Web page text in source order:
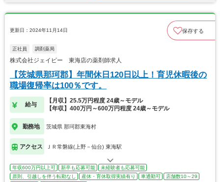
更新日：2024年11月14日 保存する
正社員 調剤薬局
株式会社ジェイピー 東海店の薬剤師求人
【茨城県那珂郡】年間休日120日以上！育児休暇後の
職場復帰率は100％です。
給与
【月収】25.5万円程度 24歳～モデル
【年収】400万円～600万円程度 24歳～モデル
勤務地 茨城県 那珂郡東海村
アクセス ＪＲ常磐線(上野－仙台) 東海駅
年収600万円以上可 新卒も応募可能
未経験者も応募可能
原則、引越しを伴う転勤なし
産休・育休取得実績有り 車通勤可
店舗数10～29